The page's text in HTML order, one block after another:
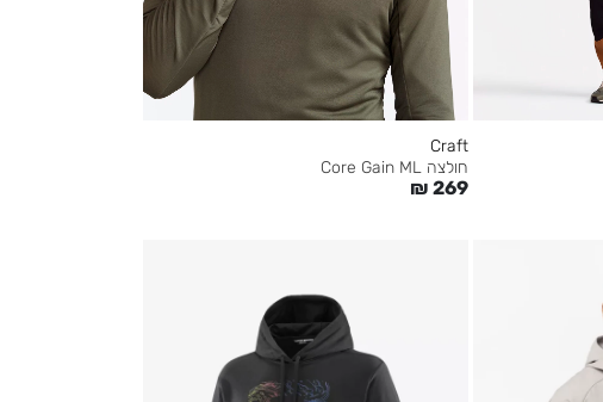
Craft
חולצה Core Gain ML
₪ 269